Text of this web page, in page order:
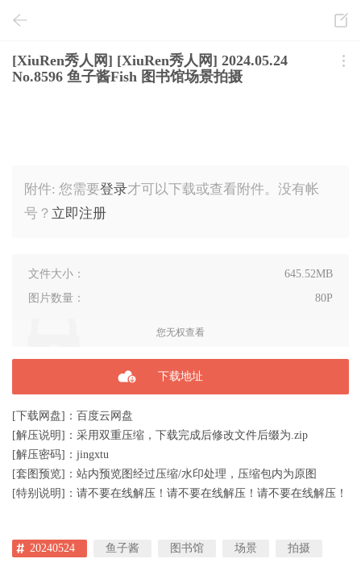
[XiuRen秀人网] [XiuRen秀人网] 2024.05.24
No.8596 鱼子酱Fish 图书馆场景拍摄
附件: 您需要登录才可以下载或查看附件。没有帐
号？ 立即注册
文件大小：
645.52MB
图片数量：
80P
您无权查看
下载地址
[下载网盘]：百度云网盘
[解压说明]：采用双重压缩，下载完成后修改文件后缀为.zip
[解压密码]：jingxtu
[套图预览]：站内预览图经过压缩/水印处理，压缩包内为原图
[特别说明]：请不要在线解压！请不要在线解压！请不要在线解压！
20240524 鱼子酱 图书馆 场景 拍摄